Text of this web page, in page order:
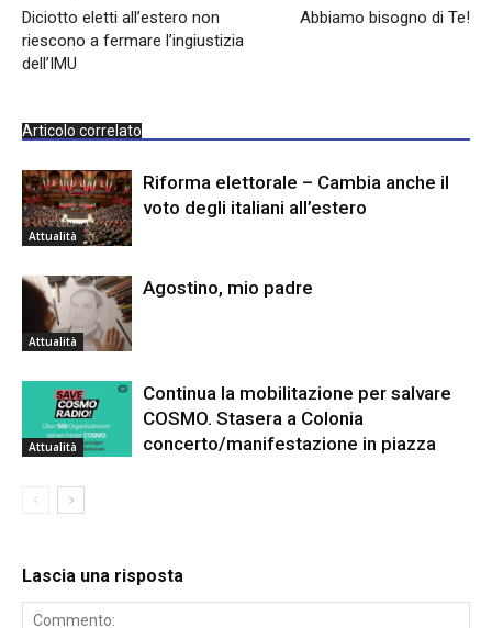
Diciotto eletti all’estero non
riescono a fermare l’ingiustizia
dell’IMU
Abbiamo bisogno di Te!
Articolo correlato
Attualità
Riforma elettorale – Cambia anche il
voto degli italiani all’estero
Attualità
Agostino, mio padre
Attualità
Continua la mobilitazione per salvare
COSMO. Stasera a Colonia
concerto/manifestazione in piazza
Lascia una risposta